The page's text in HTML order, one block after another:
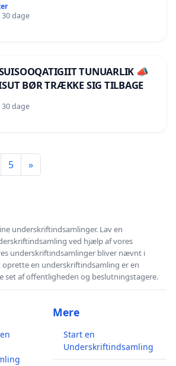
dage
TUNUARLIK 📣
BØR TRÆKKE SIG TILBAGE
dage
5 »
underskriftindsamlinger. Lav en
ved hjælp af vores
underskriftindsamlinger bliver nævnt i
oprette en underskriftindsamling er en
set af offentligheden og beslutningstagere.
Mere
Start en
Underskriftindsamling